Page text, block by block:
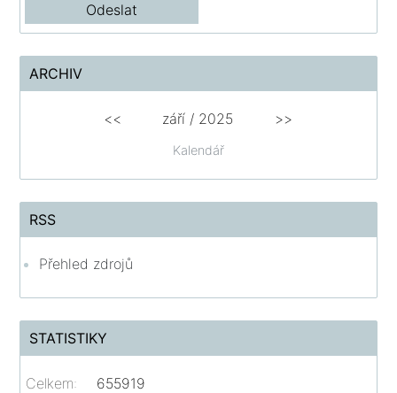
ARCHIV
Kalendář
<< září / 2025 >>
RSS
Přehled zdrojů
STATISTIKY
Celkem:
655919